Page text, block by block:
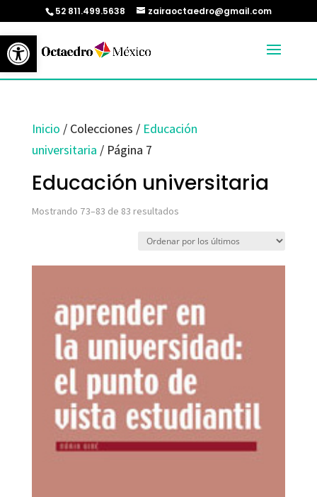
Abrir barra de herramientas
52 811.499.5638 zairaoctaedro@gmail.com
Inicio / Colecciones / Educación
universitaria / Página 7
Educación universitaria
Mostrando 73–83 de 83 resultadosOrdenado